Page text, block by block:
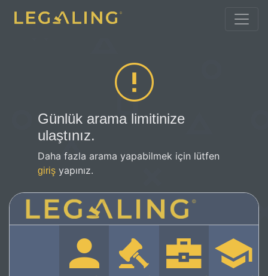
Günlük arama limitinize
ulaştınız.
Daha fazla arama yapabilmek için lütfen
giriş yapınız.